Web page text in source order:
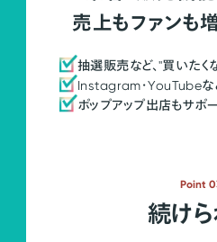
売上もファンも
抽選販売など、"買いたく
Instagram・YouTubeな
ポップアップ出店もサポー
Point
続け